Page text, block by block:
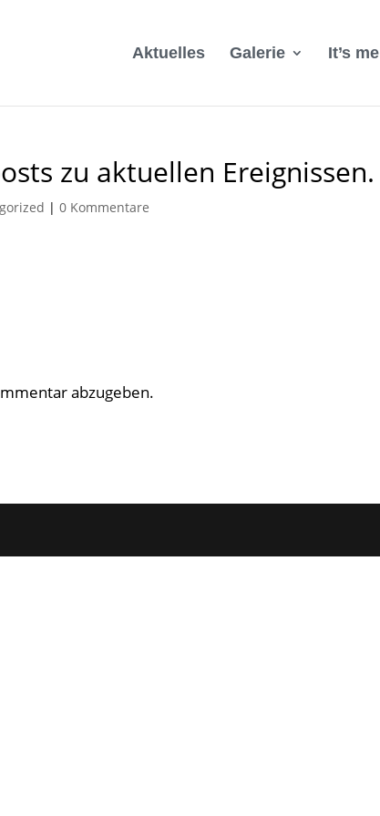
Aktuelles Galerie It’s me
zu aktuellen Ereignissen.
|0 Kommentare
abzugeben.